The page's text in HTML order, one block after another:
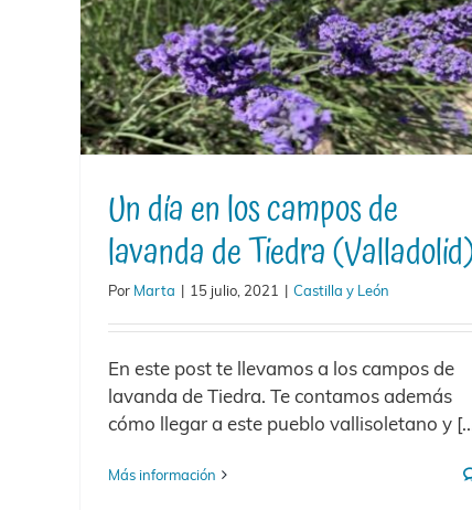
Un día en los campos de
lavanda de Tiedra
Por Marta | 15 julio, 2021 | Castilla y León
En este post te llevamos a los campos de
lavanda de Tiedra. Te contamos además
cómo llegar a este pueblo vallisoletano y
Más información